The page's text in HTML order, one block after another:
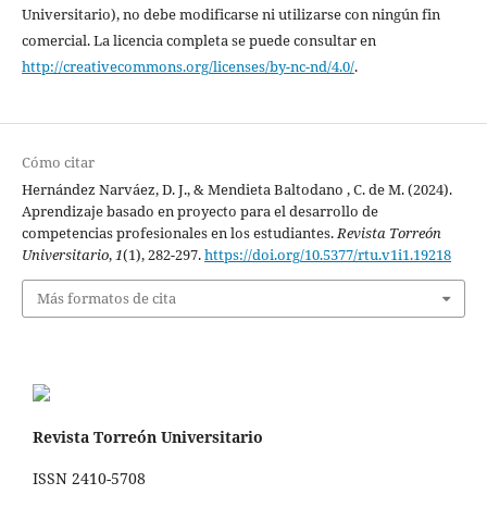
Universitario), no debe modificarse ni utilizarse con ningún fin
comercial. La licencia completa se puede consultar en
http://creativecommons.org/licenses/by-nc-nd/4.0/.
Cómo citar
Hernández Narváez, D. J., & Mendieta Baltodano , C. de M. (2024).
Aprendizaje basado en proyecto para el desarrollo de
competencias profesionales en los estudiantes.Revista Torreón
Universitario,1(1), 282-297.https://doi.org/10.5377/rtu.v1i1.19218
Más formatos de cita
Revista Torreón Universitario
ISSN 2410-5708